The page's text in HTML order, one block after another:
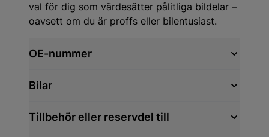
val för dig som värdesätter pålitliga bildelar –
oavsett om du är proffs eller bilentusiast.
OE-nummer
Bilar
Tillbehör eller reservdel till